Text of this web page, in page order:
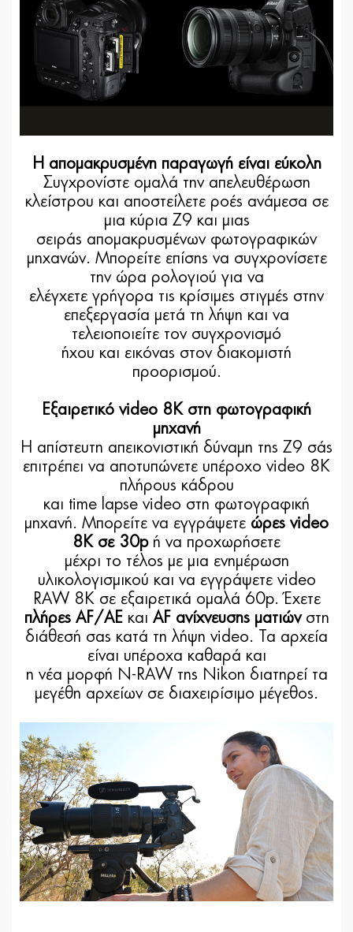
Η απομακρυσμένη παραγωγή είναι εύκολη
Συγχρονίστε ομαλά την απελευθέρωση
κλείστρου και αποστείλετε ροές ανάμεσα σε
μια κύρια Z9 και μιας
σειράς απομακρυσμένων φωτογραφικών
μηχανών. Μπορείτε επίσης να συγχρονίσετε
την ώρα ρολογιού για να
ελέγχετε γρήγορα τις κρίσιμες στιγμές στην
επεξεργασία μετά τη λήψη και να
τελειοποιείτε τον συγχρονισμό
ήχου και εικόνας στον διακομιστή
προορισμού.
Εξαιρετικό video 8K στη φωτογραφική
μηχανή
Η απίστευτη απεικονιστική δύναμη της Z9 σάς
επιτρέπει να αποτυπώνετε υπέροχο video 8Κ
πλήρους κάδρου
και time lapse video στη φωτογραφική
μηχανή. Μπορείτε να εγγράψετε ώρες video
8K σε 30pή να προχωρήσετε
μέχρι το τέλος με μια ενημέρωση
υλικολογισμικού και να εγγράψετε video
RAW 8K σε εξαιρετικά ομαλά 60p. Έχετε
πλήρες AF/AEκαι AF ανίχνευσης ματιώνστη
διάθεσή σας κατά τη λήψη video. Τα αρχεία
είναι υπέροχα καθαρά και
η νέα μορφή N-RAW της Nikon διατηρεί τα
μεγέθη αρχείων σε διαχειρίσιμο μέγεθος.